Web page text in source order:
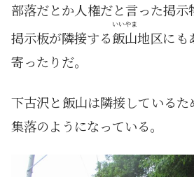
部落だとか人権だと言った掲
掲示板が隣接する飯山
いいやま
地区にも
寄ったりだ。
下古沢と飯山は隣接しているた
集落のようになっている。